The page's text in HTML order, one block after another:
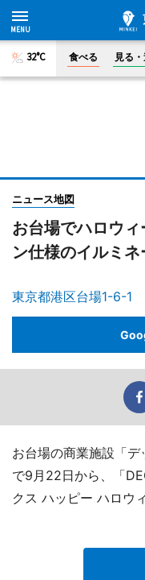
32°C 食べる 見る
ニュース地図
お台場でハロウ
ン仕様のイルミ
東京都港区台場1-6-1
お台場の商業施設「デ
で9月22日から、「
クス ハッピー ハロウ